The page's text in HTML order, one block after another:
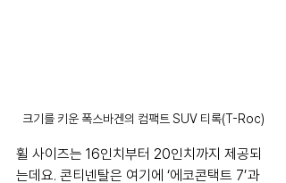
크기를 키운 폭스바겐의 컴팩트 SUV 티록(T-Roc)
휠 사이즈는 16인치부터 20인치까지 제공되
는데요. 콘티넨탈은 여기에 ‘에코콘택트 7’과